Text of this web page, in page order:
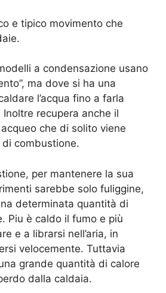
e tipico movimento che
a condensazione usano
ma dove si ha una
l’acqua fino a farla
recupera anche il
che di solito viene
combustione.
per mantenere la sua
sarebbe solo fuliggine,
determinata quantità di
Piu è caldo il fumo e più
e a librarsi nell’aria, in
velocemente. Tuttavia
grande quantità di calore
dalla caldaia.